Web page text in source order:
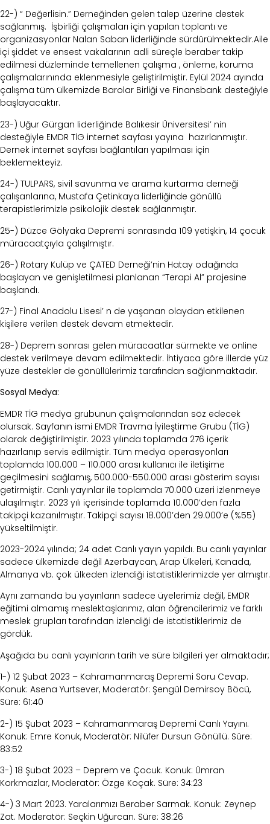
22-) “ Değerlisin.” Derneğinden gelen talep üzerine destek
sağlanmış. İşbirliği çalışmaları için yapılan toplantı ve
organizasyonlar Nalan Saban liderliğinde sürdürülmektedir.Aile
içi şiddet ve ensest vakalarının adli süreçle beraber takip
edilmesi düzleminde temellenen çalışma , önleme, koruma
çalışmalarınında eklenmesiyle geliştirilmiştir. Eylül 2024 ayında
çalışma tüm ülkemizde Barolar Birliği ve Finansbank desteğiyle
başlayacaktır.
23-) Uğur Gürgan liderliğinde Balıkesir Üniversitesi’ nin
desteğiyle EMDR TİG internet sayfası yayına hazırlanmıştır.
Dernek internet sayfası bağlantıları yapılması için
beklemekteyiz.
24-) TULPARS, sivil savunma ve arama kurtarma derneği
çalışanlarına, Mustafa Çetinkaya liderliğinde gönüllü
terapistlerimizle psikolojik destek sağlanmıştır.
25-) Düzce Gölyaka Depremi sonrasında 109 yetişkin, 14 çocuk
müracaatçıyla çalışılmıştır.
26-) Rotary Kulüp ve ÇATED Derneği’nin Hatay odağında
başlayan ve genişletilmesi planlanan “Terapi Al” projesine
başlandı.
27-) Final Anadolu Lisesi’ n de yaşanan olaydan etkilenen
kişilere verilen destek devam etmektedir.
28-) Deprem sonrası gelen müracaatlar sürmekte ve online
destek verilmeye devam edilmektedir. İhtiyaca göre illerde yüz
yüze destekler de gönüllülerimiz tarafından sağlanmaktadır.
Sosyal Medya:
EMDR TİG medya grubunun çalışmalarından söz edecek
olursak. Sayfanın ismi EMDR Travma İyileştirme Grubu (TİG)
olarak değiştirilmiştir. 2023 yılında toplamda 276 içerik
hazırlanıp servis edilmiştir. Tüm medya operasyonları
toplamda 100.000 – 110.000 arası kullanıcı ile iletişime
geçilmesini sağlamış, 500.000-550.000 arası gösterim sayısı
getirmiştir. Canlı yayınlar ile toplamda 70.000 üzeri izlenmeye
ulaşılmıştır. 2023 yılı içerisinde toplamda 10.000’den fazla
takipçi kazanılmıştır. Takipçi sayısı 18.000’den 29.000’e (%55)
yükseltilmiştir.
2023-2024 yılında; 24 adet Canlı yayın yapıldı. Bu canlı yayınlar
sadece ülkemizde değil Azerbaycan, Arap Ülkeleri, Kanada,
Almanya vb. çok ülkeden izlendiği istatistiklerimizde yer almıştır.
Aynı zamanda bu yayınların sadece üyelerimiz değil, EMDR
eğitimi almamış meslektaşlarımız, alan öğrencilerimiz ve farklı
meslek grupları tarafından izlendiği de istatistiklerimiz de
gördük.
Aşağıda bu canlı yayınların tarih ve süre bilgileri yer almaktadır;
1-) 12 Şubat 2023 – Kahramanmaraş Depremi Soru Cevap.
Konuk: Asena Yurtsever, Moderatör: Şengül Demirsoy Böcü,
Süre: 61:40
2-) 15 Şubat 2023 – Kahramanmaraş Depremi Canlı Yayını.
Konuk: Emre Konuk, Moderatör: Nilüfer Dursun Gönüllü. Süre:
83:52
3-) 18 Şubat 2023 – Deprem ve Çocuk. Konuk: Ümran
Korkmazlar, Moderatör: Özge Koçak. Süre: 34:23
4-) 3 Mart 2023. Yaralarımızı Beraber Sarmak. Konuk: Zeynep
Zat. Moderatör: Seçkin Uğurcan. Süre: 38:26